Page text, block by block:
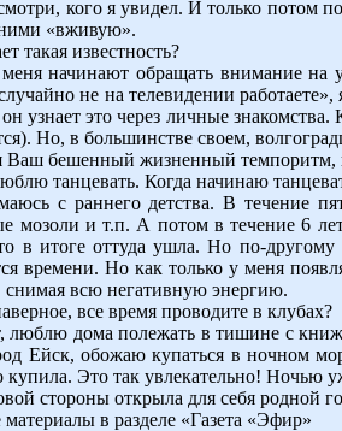
кого я увидел. И только потом
«вживую».
такая известность?
начинают обращать внимание на
не на телевидении
узнает это через личные
Но, в большинстве своем,
Ваш бешенный жизненный темпоритм,
танцевать. Когда начинаю
с раннего детства. В течение
мозоли и т.п. А потом в течение 6
в итоге оттуда ушла. Но по-другому
времени. Но как только у меня
всю негативную энергию.
все время проводите в клубах?
люблю дома полежать в тишине с
Ейск, обожаю купаться в ночном
купила. Это так увлекательно! Ночью
стороны открыла для себя родной
в разделе «Газета «Эфир»